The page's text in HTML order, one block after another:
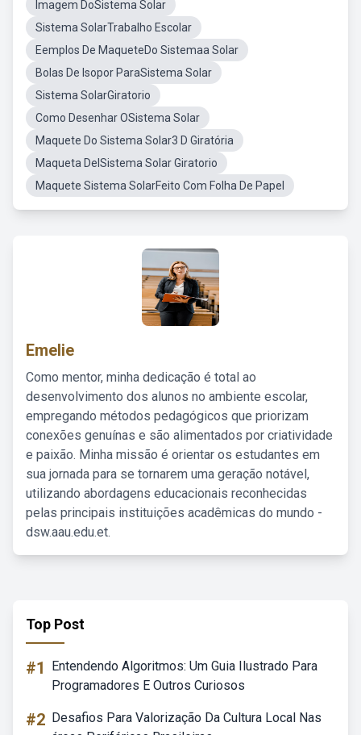
Imagem DoSistema Solar
Sistema SolarTrabalho Escolar
Eemplos De MaqueteDo Sistemaa Solar
Bolas De Isopor ParaSistema Solar
Sistema SolarGiratorio
Como Desenhar OSistema Solar
Maquete Do Sistema Solar3 D Giratória
Maqueta DelSistema Solar Giratorio
Maquete Sistema SolarFeito Com Folha De Papel
Emelie
Como mentor, minha dedicação é total ao
desenvolvimento dos alunos no ambiente escolar,
empregando métodos pedagógicos que priorizam
conexões genuínas e são alimentados por criatividade
e paixão. Minha missão é orientar os estudantes em
sua jornada para se tornarem uma geração notável,
utilizando abordagens educacionais reconhecidas
pelas principais instituições acadêmicas do mundo -
dsw.aau.edu.et.
Top Post
#1
Entendendo Algoritmos: Um Guia Ilustrado Para
Programadores E Outros Curiosos
#2 Desafios Para Valorização Da Cultura Local Nas